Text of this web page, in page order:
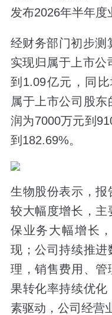
发布2026年半年度
经财务部门初步测
实现归属于上市公
到1.09亿元，同
属于上市公司股
润为7000万元到
到182.69%。
生物股份表示，
较大幅度增长，主
保业务大幅增长
现；公司持续推进
理，销售费用、管
果转化率持续优化
素驱动，公司经营